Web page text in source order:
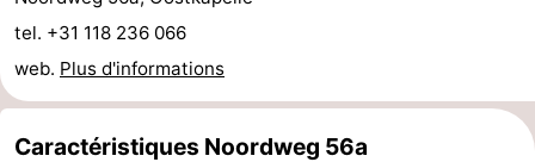
et
faire
Lieux
d'intérêt
-
tel. +31 118 236 066
web. Plus d'informations
Caractéristiques Noordweg 56a